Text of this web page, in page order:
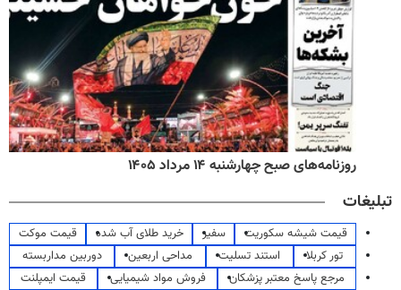
روزنامه‌های صبح چهارشنبه ۱۴ مرداد ۱۴۰۵
تبلیغات
قیمت شیشه سکوریت سفیر خرید طلای آب شده
قیمت موکت
تور کربلا
استند تسلیت مداحی اربعین
دوربین مداربسته
مرجع پاسخ معتبر پزشکان
فروش مواد شیمیایی
قیمت ایمپلنت